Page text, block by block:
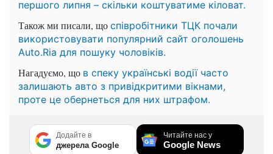
першого липня – скільки коштуватиме кіловат.
Також ми писали, що співробітники ТЦК почали
використовувати популярний сайт оголошень
Auto.Ria для пошуку чоловіків.
Нагадуємо, що в спеку українські водії часто
залишають авто з привідкритими вікнами,
проте це обернеться для них штрафом.
Додайте в
джерела Google
Читайте нас у
Google News